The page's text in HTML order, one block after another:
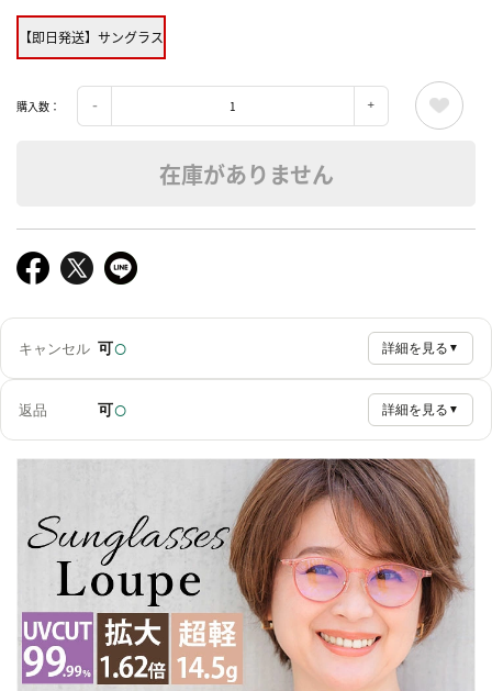
【即日発送】サングラス
購入数：
在庫がありません
キャンセル 可○ 詳細を見る ▼
返品 可○ 詳細を見る ▼